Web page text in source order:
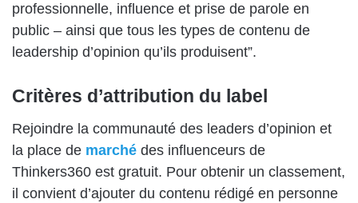
professionnelle, influence et prise de parole en
public – ainsi que tous les types de contenu de
leadership d’opinion qu’ils produisent”.
Critères d’attribution du label
Rejoindre la communauté des leaders d’opinion et
la place de marché des influenceurs de
Thinkers360 est gratuit. Pour obtenir un classement,
il convient d’ajouter du contenu rédigé en personne